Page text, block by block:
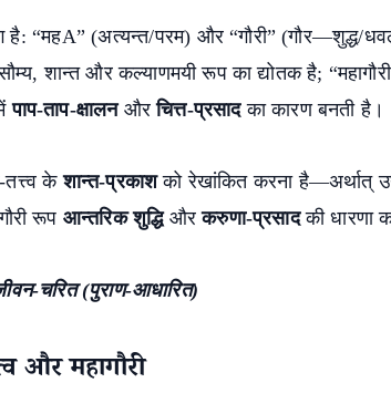
है: “महA” (अत्यन्त/परम) और “गौरी” (गौर—शुद्ध/
सौम्य, शान्त और कल्याणमयी रूप का द्योतक है;
पाप-ताप-क्षालनऔरचित्त-प्रसादका कारण बनती है।
तत्त्व केशान्त-प्रकाशको रेखांकित करना है—अर्थात्
रूप आन्तरिक शुद्धिऔरकरुणा-प्रसादकी धारणा
जीवन-चरित (पुराण-आधारित)
और महागौरी